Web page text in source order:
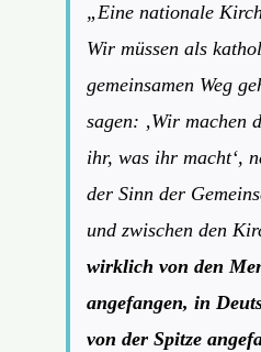
„Eine nationale
Wir müssen als
gemeinsamen Weg
sagen: ‚Wir machen
ihr, was ihr macht‘,
der Sinn der
und zwischen den
wirklich von den
angefangen, in
von der Spitze